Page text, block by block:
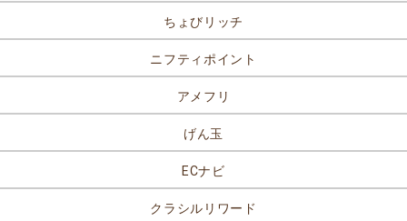
ちょびリッチ
ニフティポイント
アメフリ
げん玉
ECナビ
クラシルリワード